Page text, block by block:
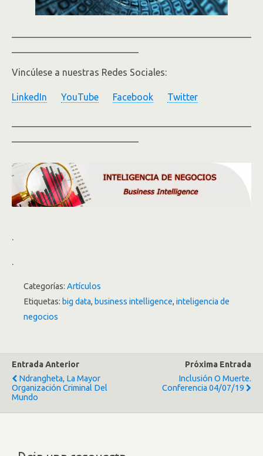
Vincúlese a nuestras Redes Sociales:
LinkedIn YouTube Facebook Twitter
.
.
Categorías: Artículos
Etiquetas: big data, business intelligence, inteligencia de
negocios
Entrada Anterior
Ndrangheta, La Mayor
Organización Criminal Del
Mundo
Próxima Entrada
Inclusión O Muerte.
Conferencia 04/07/19